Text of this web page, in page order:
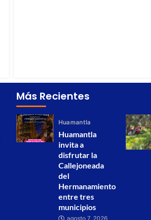
Más Recientes
Huamantla
Huamantla
invita a
disfrutar la
Callejoneada
del
Hermanamiento
entre tres
municipios
agosto 7, 2026